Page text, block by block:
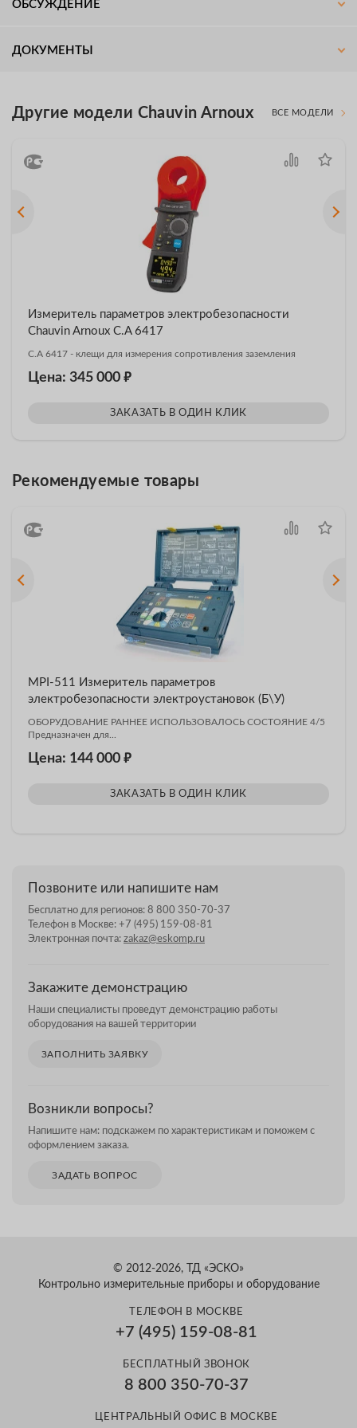
ОБСУЖДЕНИЕ
ДОКУМЕНТЫ
Другие модели Chauvin Arnoux ВСЕ МОДЕЛИ
Измеритель параметров электробезопасности
Chauvin Arnoux C.A 6417
C.A 6417 - клещи для измерения сопротивления заземления
Цена: 345 000 ₽
ЗАКАЗАТЬ В ОДИН КЛИК
Рекомендуемые товары
MPI-511 Измеритель параметров
электробезопасности электроустановок (Б\У)
ОБОРУДОВАНИЕ РАННЕЕ ИСПОЛЬЗОВАЛОСЬ СОСТОЯНИЕ 4/5
Предназначен для...
Цена: 144 000 ₽
ЗАКАЗАТЬ В ОДИН КЛИК
Позвоните или напишите нам
Бесплатно для регионов: 8 800 350-70-37
Телефон в Москве: +7 (495) 159-08-81
Электронная почта: zakaz@eskomp.ru
Закажите демонстрацию
Наши специалисты проведут демонстрацию работы
оборудования на вашей территории
ЗАПОЛНИТЬ ЗАЯВКУ
Возникли вопросы?
Напишите нам: подскажем по характеристикам и поможем с
оформлением заказа.
ЗАДАТЬ ВОПРОС
© 2012-2026, ТД «ЭСКО»
Контрольно измерительные приборы и оборудование
ТЕЛЕФОН В МОСКВЕ
+7 (495) 159-08-81
БЕСПЛАТНЫЙ ЗВОНОК
8 800 350-70-37
ЦЕНТРАЛЬНЫЙ ОФИС В МОСКВЕ